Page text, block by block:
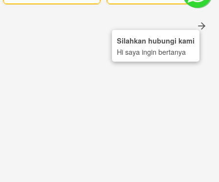
Silahkan hubungi kami
Hi saya ingin bertanya